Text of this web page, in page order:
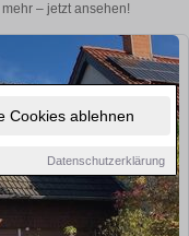
Cookies ablehnen
Datenschutzerklärung
– jetzt ansehen!